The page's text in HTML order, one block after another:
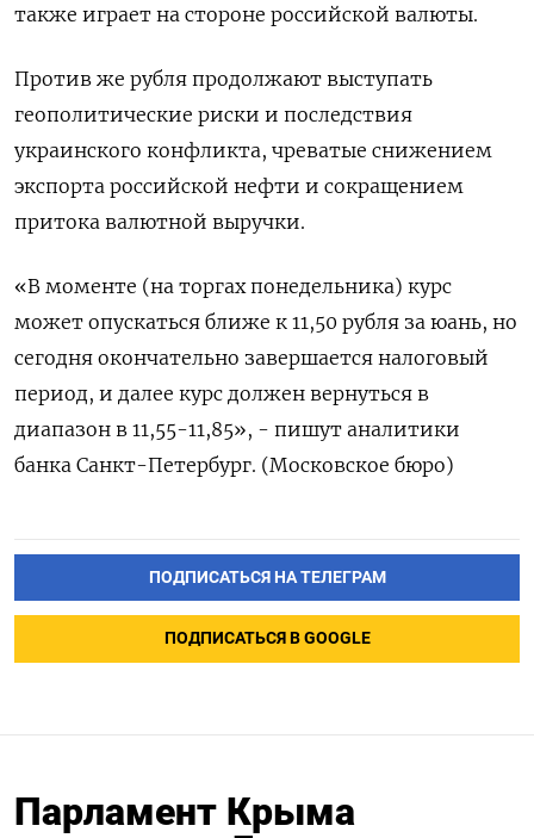
также играет на стороне российской валюты.
Против же рубля продолжают выступать
геополитические риски и последствия
украинского конфликта, чреватые снижением
экспорта российской нефти и сокращением
притока валютной выручки.
«В моменте (на торгах понедельника) курс
может опускаться ближе к 11,50 рубля за юань, но
сегодня окончательно завершается налоговый
период, и далее курс должен вернуться в
диапазон в 11,55-11,85», - пишут аналитики
банка Санкт-Петербург. (Московское бюро)
ПОДПИСАТЬСЯ НА ТЕЛЕГРАМ
ПОДПИСАТЬСЯ В GOOGLE
Парламент Крыма